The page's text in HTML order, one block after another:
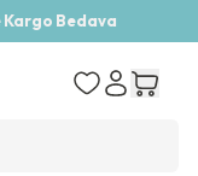
Kargo Bedava